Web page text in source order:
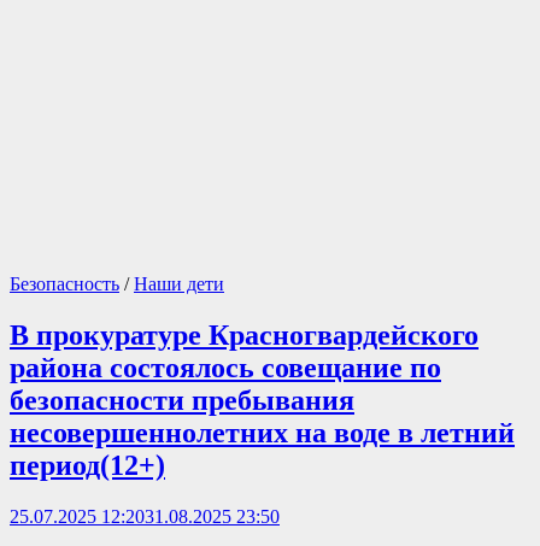
Безопасность /Наши дети
В прокуратуре Красногвардейского
района состоялось совещание по
безопасности пребывания
несовершеннолетних на воде в летний
период(12+)
25.07.2025 12:2031.08.2025 23:50